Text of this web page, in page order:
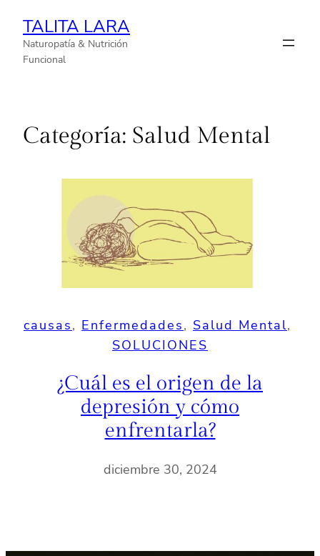
TALITA LARA
Naturopatía & Nutrición
Funcional
Categoría: Salud Mental
causas, Enfermedades, Salud Mental
SOLUCIONES
¿Cuál es el origen de la
depresión y cómo
enfrentarla?
diciembre 30, 2024